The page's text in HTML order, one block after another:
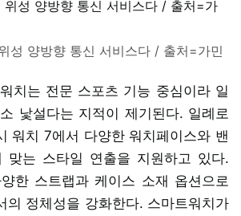
성 양방향 통신 서비스다 / 출처=가민
치는 전문 스포츠 기능 중심이라 일
낯설다는 지적이 제기된다. 일례로
워치 7에서 다양한 워치페이스와 밴
맞는 스타일 연출을 지원하고 있다.
한 스트랩과 케이스 소재 옵션으로
의 정체성을 강화한다. 스마트워치가